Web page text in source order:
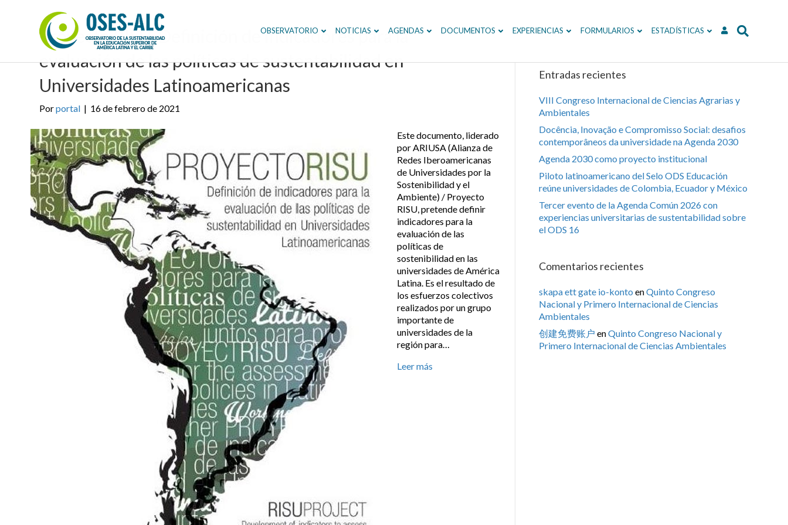
OBSERVATORIO NOTICIAS AGENDAS DOCUMENTOS EXPERIENCIAS FORMULARIOS ESTADÍSTICAS
Proyecto RISU. Definición de indicadores para la
evaluación de las políticas de sustentabilidad en
Universidades Latinoamericanas
Porportal | 16 de febrero de 2021
Este documento, liderado
por ARIUSA (Alianza de
Redes Iberoamericanas
de Universidades por la
Sostenibilidad y el
Ambiente) / Proyecto
RISU, pretende definir
indicadores para la
evaluación de las
políticas de
sostenibilidad en las
universidades de América
Latina. Es el resultado de
los esfuerzos colectivos
realizados por un grupo
importante de
universidades de la
región para…
Leer más
Entradas recientes
VIII Congreso Internacional de Ciencias Agrarias y
Ambientales
Docência, Inovação e Compromisso Social: desafios
contemporâneos da universidade na Agenda 2030
Agenda 2030 como proyecto institucional
Piloto latinoamericano del Selo ODS Educación
reúne universidades de Colombia, Ecuador y México
Tercer evento de la Agenda Común 2026 con
experiencias universitarias de sustentabilidad sobre
el ODS 16
Comentarios recientes
skapa ett gate io-konto enQuinto Congreso
Nacional y Primero Internacional de Ciencias
Ambientales
创建免费账户 enQuinto Congreso Nacional y
Primero Internacional de Ciencias Ambientales